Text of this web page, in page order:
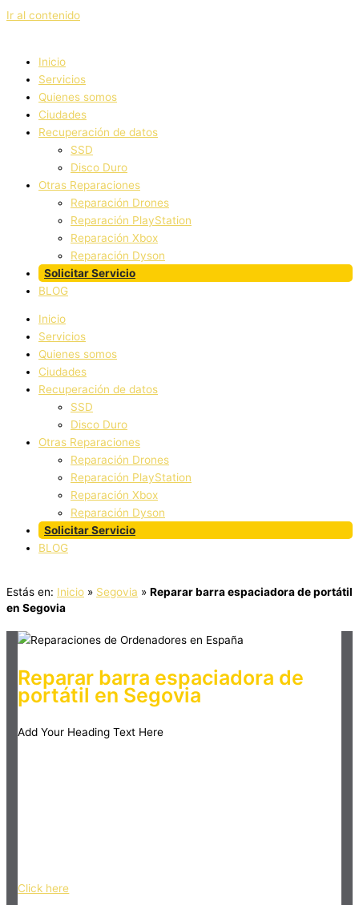
Ir al contenido
Inicio
Servicios
Quienes somos
Ciudades
Recuperación de datos
SSD
Disco Duro
Otras Reparaciones
Reparación Drones
Reparación PlayStation
Reparación Xbox
Reparación Dyson
Solicitar Servicio
BLOG
Inicio
Servicios
Quienes somos
Ciudades
Recuperación de datos
SSD
Disco Duro
Otras Reparaciones
Reparación Drones
Reparación PlayStation
Reparación Xbox
Reparación Dyson
Solicitar Servicio
BLOG
Estás en: Inicio » Segovia » Reparar barra espaciadora de portátil
en Segovia
Reparar barra espaciadora de
portátil en Segovia
Add Your Heading Text Here
Click here